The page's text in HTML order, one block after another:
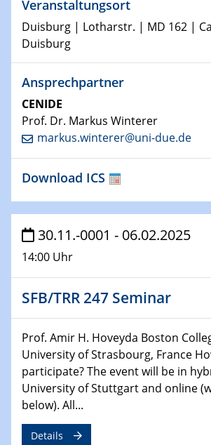
Artificial intelligence
25.01.2023
Physikalisches Kolloquium
Physics of light-matter interaction in
25.01.2023
GDCh Kolloquium
26.01.2023
NanoPorT
Online Workshop
Physikalisches Kolloquium
Biomimetic colour engineering from
applications
GDCh Kolloquium
20.03.2023 - 21.03.2023
SPP 2122, Annual Meeting,
21.03.2023 - 23.03.2023
Veranstaltungsort
Duisburg | Lotharstr. | MD 162 |
Duisburg
Ansprechpartner
CENIDE
Prof. Dr. Markus Winterer
markus.winterer@uni-due.de
Download ICS
30.11.-0001 - 06.02.2025
14:00 Uhr
SFB/TRR 247 Seminar
Prof. Amir H. Hoveyda Boston
University of Strasbourg, France How to
participate? The event will be in
University of Stuttgart and online
below). All...
Details